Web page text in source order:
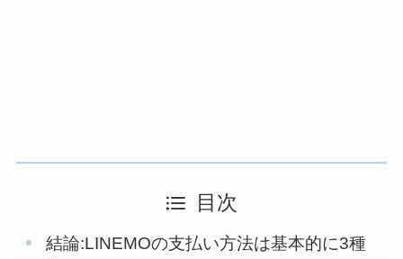
目次
結論:LINEMOの支払い方法は基本的に3種